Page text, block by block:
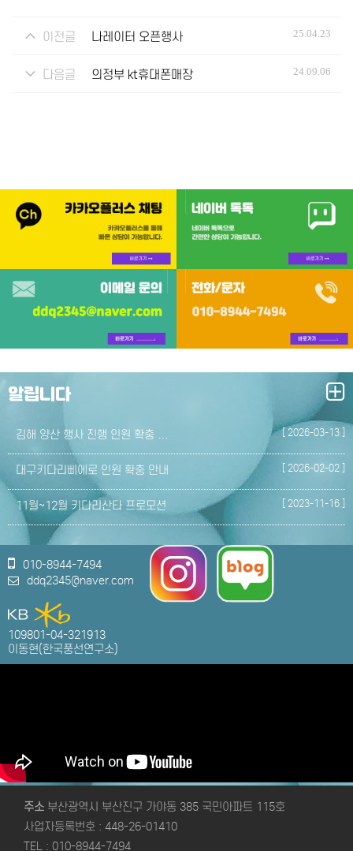
이전글 나레이터 오픈행사 25.04.23
다음글 의정부 kt휴대폰매장 24.09.06
알립니다
김해 양산 행사 진행 인원 확충 … [ 2026-03-13 ]
대구키다리삐에로 인원 확충 안내 [ 2026-02-02 ]
11월~12월 키다리산타 프로모션 [ 2023-11-16 ]
010-8944-7494
ddq2345@naver.com
109801-04-321913
이동현(한국풍선연구소)
주소 부산광역시 부산진구 가야동 385 국민아파트 115호
사업자등록번호 : 448-26-01410
TEL : 010-8944-7494